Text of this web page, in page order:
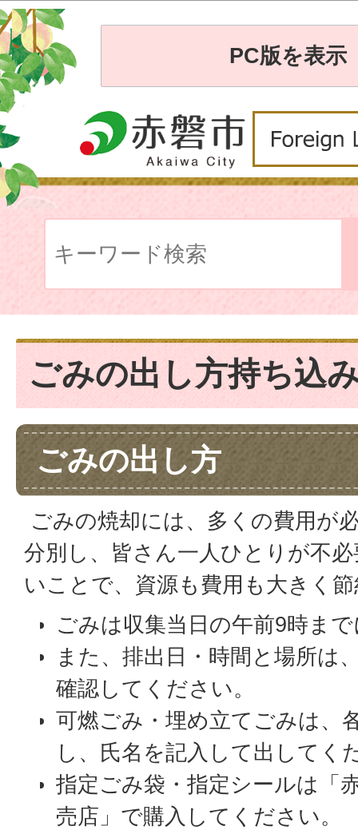
PC版を表示
ごみの出し方持ち込
ごみの出し方
ごみの焼却には、多くの費用が
分別し、皆さん一人ひとりが不
いことで、資源も費用も大きく
ごみは収集当日の午前9時ま
また、排出日・時間と場所は
確認してください。
可燃ごみ・埋め立てごみは、
し、氏名を記入して出してく
指定ごみ袋・指定シールは「
売店」で購入してください。